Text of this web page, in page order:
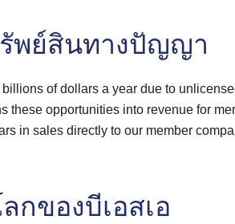
พย์สินทางปัญญา
of dollars a year due to
these opportunities into revenue for
in sales directly to our member
กของบีเอสเอ